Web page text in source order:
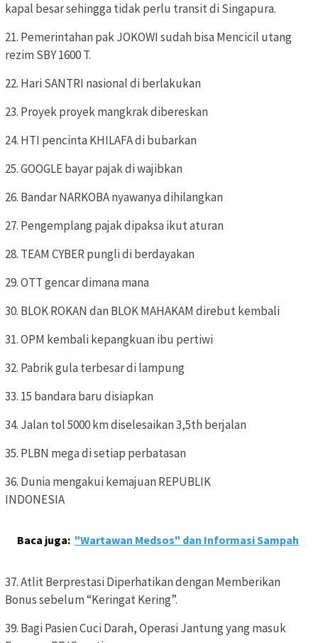
kapal besar sehingga tidak perlu transit di Singapura.
21. Pemerintahan pak JOKOWI sudah bisa Mencicil utang
rezim SBY 1600 T.
22. Hari SANTRI nasional di berlakukan
23. Proyek proyek mangkrak dibereskan
24. HTI pencinta KHILAFA di bubarkan
25. GOOGLE bayar pajak di wajibkan
26. Bandar NARKOBA nyawanya dihilangkan
27. Pengemplang pajak dipaksa ikut aturan
28. TEAM CYBER pungli di berdayakan
29. OTT gencar dimana mana
30. BLOK ROKAN dan BLOK MAHAKAM direbut kembali
31. OPM kembali kepangkuan ibu pertiwi
32. Pabrik gula terbesar di lampung
33. 15 bandara baru disiapkan
34. Jalan tol 5000 km diselesaikan 3,5th berjalan
35. PLBN mega di setiap perbatasan
36. Dunia mengakui kemajuan REPUBLIK
INDONESIA
Baca juga: "Wartawan Medsos" dan Informasi Sampah
37. Atlit Berprestasi Diperhatikan dengan Memberikan
Bonus sebelum “Keringat Kering”.
39. Bagi Pasien Cuci Darah, Operasi Jantung yang masuk